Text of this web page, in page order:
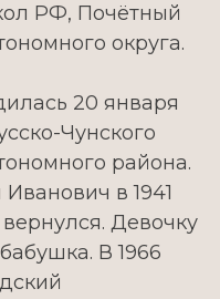
РФ, Почётный
округа.
20 января
Чунского
района.
в 1941
Девочку
В 1966